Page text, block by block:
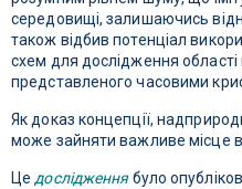
середовищі, залишаючись
також відбив потенціал
схем для дослідження області
представленого часовими
Як доказ концепції,
може зайняти важливе місце
Цедослідженнябуло